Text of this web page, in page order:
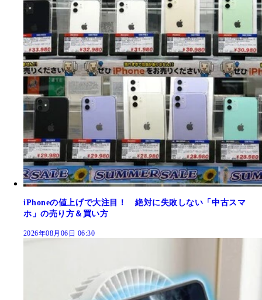
iPhoneの値上げで大注目！ 絶対に失敗しない「中古スマ
ホ」の売り方＆買い方
2026年08月06日 06:30